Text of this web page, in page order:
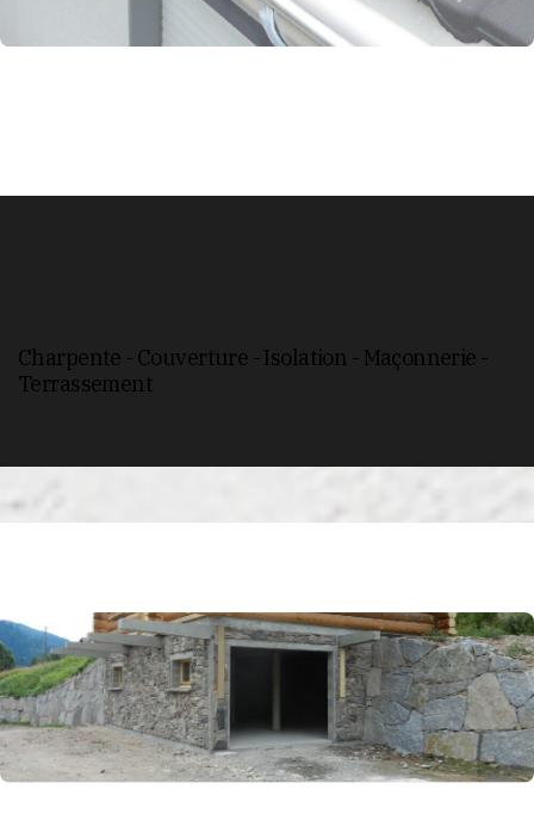
Charpente - Couverture - Isolation - Maçonnerie -
Terrassement